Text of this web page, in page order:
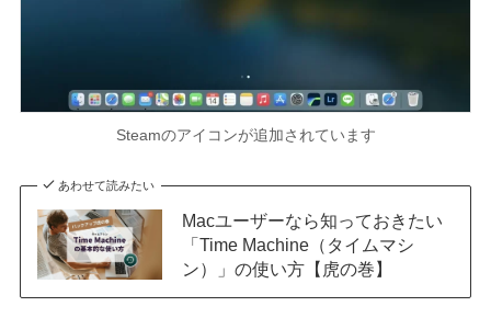
Steamのアイコンが追加されています
あわせて読みたい
Macユーザーなら知っておきたい
「Time Machine（タイムマシ
ン）」の使い方【虎の巻】